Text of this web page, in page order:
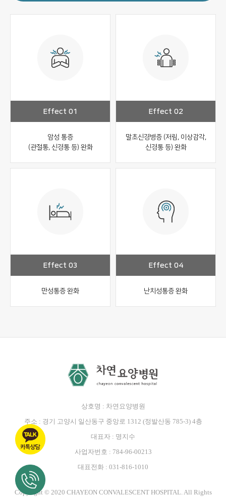
Effect 01
암성 통증
(관절통, 신경통 등) 완화
Effect 02
말초신경병증 (저림, 이상감각,
신경통 등) 완화
Effect 03
만성통증 완화
Effect 04
난치성통증 완화
상호명 : 차연요양병원
주소 : 경기 고양시 일산동구 중앙로 1312 (정발산동 785-3) 4층
대표자 : 명지수
사업자번호 : 784-96-00213
대표전화 : 031-816-1010
Copyright © 2020 CHAYEON CONVALESCENT HOSPITAL. All Rights